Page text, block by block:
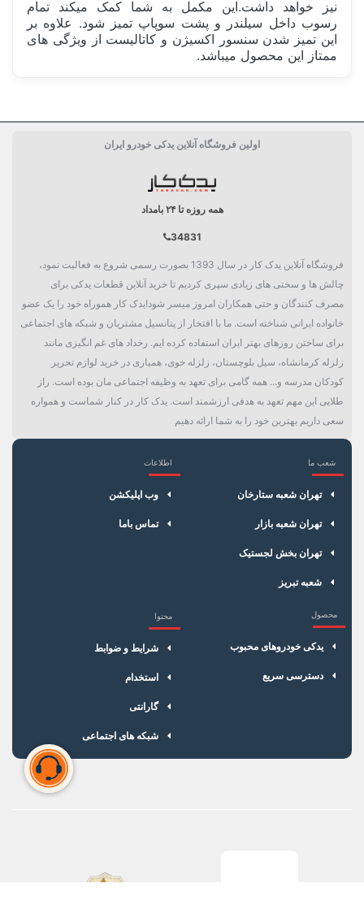
نیز خواهد داشت.این مکمل به شما کمک میکند تمام
رسوب داخل سیلندر و پشت سوپاپ تمیز شود. علاوه بر
این تمیز شدن سنسور اکسیژن و کاتالیست از ویژگی های
ممتاز این محصول میباشد.
افزایش شتاب و قدرت
اولین فروشگاه آنلاین یدکی خودرو ایران
همه روزه تا ۲۴ بامداد
34831
فروشگاه آنلاین یدک کار در سال 1393 بصورت رسمی شروع به فعالیت نمود،
چالش ها و سختی های زیادی سپری کردیم تا خرید آنلاین قطعات یدکی برای
مصرف کنندگان و حتی همکاران امروز میسر شود!یدک کار هموراه خود را یک عضو
خانواده ایرانی شناخته است. ما با افتخار از پتانسیل مشتریان و شبکه های اجتماعی
برای ساختن روزهای بهتر ایران استفاده کرده ایم. رخداد های غم انگیزی مانند
زلزله کرمانشاه، سیل بلوچستان، زلزله خوی، همیاری در خرید لوازم تحریر
کودکان مدرسه و... همه گامی برای تعهد به وظیفه اجتماعی مان بوده است. راز
طلایی این مهم تعهد به هدفی ارزشمند است. یدک کار در کنار شماست و همواره
سعی داریم بهترین خود را به شما ارائه دهیم
شعب ما
تهران شعبه ستارخان
تهران شعبه بازار
تهران بخش لجستیک
شعبه تبریز
اطلاعات
وب اپلیکشن
تماس باما
محصول
یدکی خودروهای محبوب
دسترسی سریع
محتوا
شرایط و ضوابط
استخدام
گارانتی
شبکه های اجتماعی
×